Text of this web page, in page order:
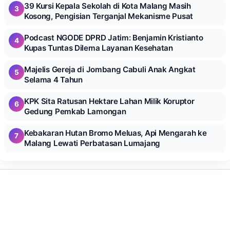
3
39 Kursi Kepala Sekolah di Kota Malang Masih
Kosong, Pengisian Terganjal Mekanisme Pusat
4
Podcast NGODE DPRD Jatim: Benjamin Kristianto
Kupas Tuntas Dilema Layanan Kesehatan
5
Majelis Gereja di Jombang Cabuli Anak Angkat
Selama 4 Tahun
6
KPK Sita Ratusan Hektare Lahan Milik Koruptor
Gedung Pemkab Lamongan
7
Kebakaran Hutan Bromo Meluas, Api Mengarah ke
Malang Lewati Perbatasan Lumajang